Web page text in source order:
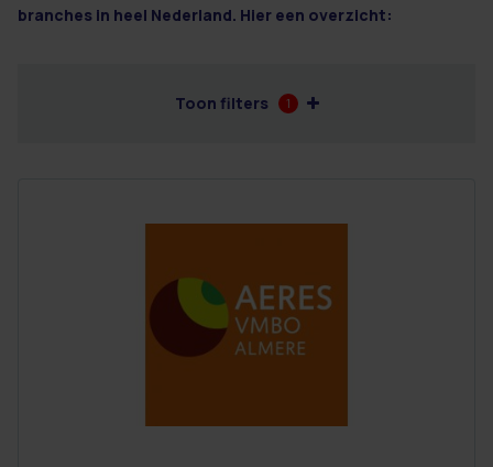
branches in heel Nederland. Hier een overzicht:
Toon filters 1